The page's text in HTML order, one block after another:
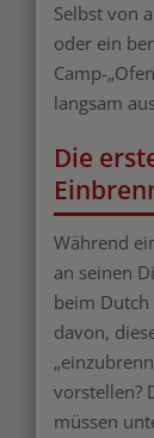
Selbst von
oder ein
Camp-
langsam
Die
Während
an seinen
beim
davon,
vorstellen?
müssen